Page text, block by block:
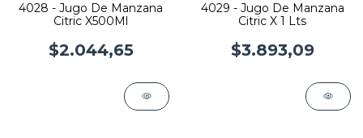
4028 - Jugo De Manzana
Citric X500Ml
$2.044,65
4029 - Jugo De Manzana
Citric X 1 Lts
$3.893,09